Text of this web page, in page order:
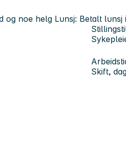
og noe helg Lunsj: Betalt
Skift,